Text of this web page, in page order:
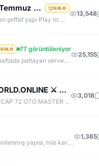
OldCoreKO.Com | Old Myko v.1098 | Starter + Yan Pus Ücretsiz | Academy : 17 Temmuz 2026 -Cuma 21:00! GOLD
Neden OldCoreKO ? MYKO sektöründe tecrübeli ve güçlü yönetim Oyuncu geri bildirimlerine önem veren şeffaf yapı Play to Win odaklı sistem anlayışı Dengeli ekonomi ve sürdürülebilir oyun yapısı Uzun soluklu, plansız kapanma riski olmayan sunucu vizyonu Deneyimli yönetim ekibimizin rehberliğinde, uzun soluklu ve unutulmaz bir maceraya hazır olun. OldCoreKO; heyecan dolu bir ortam, PK temposunun hiç durmadığı ve MYKO’nun özünü sonuna kadar yaşayabileceğiniz eşsiz bir atmosfer.
13,548
GOLD
77 görüntüleniyor
NEDEN K2NETWORK? • Uzun ömürlü, kendi kaynak koduna sahip gerçek bir proje – hazır dosya alıp 1 haftada patlayan server değil. • %100 farm mantığı – KC/TL zorunluluğu yok, her şey oynayarak kazanılabilir. • Upgrade sınırı yok! – +30 Rebirthe kadar ilerleyen, +5’e kadar basılan takılar! • Tamamen ücretsiz PUS, paranızı sevdiklerinize ve ailenize ayırabilirsiniz! • Upgrade oranları şeffaf – % kaç ihtimalle bastığını ekranda net görüyorsun. • Auto Upgrade sistemi oyuna direkt entegre
25,155
✅[⭐KnightWORLD ▌LIGHT MYKO ▌⭐✅ ⚔️⋆BETA 26 HAZIRAN ⋆⚔️ ✅⚔️KNIGHTWORLD.ONLINE ⚔️ ✅OFFICIAL 3 TEMMUZ✅
KnightWorld Mythoria LIGHT MYKO YAPISIYLA SİZLERE GELİŞTİRİLMİŞ BİR MYKO YAPISINI SUNUYOR CAP 72 OTO MASTER OTO SKILL AÇIK OLACAKTIR BETA 26 HAZIRAN SAAT 20:00 AKTİF OLACAKTIR OFFICIAL 3 TEMMUZ SAAT 20:00 AKTİF OLACAKTIR.
3,018
🔥 KO2 - EFSANE GERİ DÖNDÜ! OFFICIAL SUNUCU AÇILDI! 🔥 Değerli Şövalyeler, Beklenen an geldi! Yenilenmiş yapısı, hile karşıtı koruma sistemi ve eşit Silk/KC ekonomisiyle **KO2 Official** kapılarını açtı! ⚔️ SUNUCU ÖZELLİKLERİ: - 👑 Version: v1299 / v24xx (Kendi versiyonunuzu yazın) - 🛡️ Anti-Cheat: %100 Hile & Koxp Korumalı Özel Güvenlik - ⚖️ Dengeli Drop & XP Oranları - ⚔️ Aktif CZ / Ardream PK & BDW / JR / Chaos Etkinlikleri - 💎 Canlı Ekonomi & Pazar Sistemi
1,365